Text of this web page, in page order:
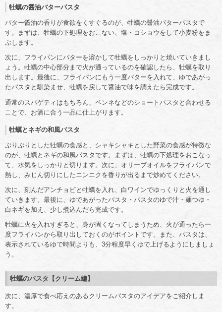
牡蠣の醤油バターパスタ
バター醤油の香りが食欲をくすぐるのが、牡蠣の醤油バターパスタで
す。まずは、牡蠣の下処理をおこない、塩・コショウをして小麦粉をま
ぶします。
次に、フライパンにバターを溶かして牡蠣をしっかりと焼いていきまし
ょう。牡蠣の中心部分まで火が通っているのを確認したら、牡蠣を取り
出します。最後に、フライパンにもう一度バターを入れて、ゆであがっ
たパスタと馴染ませ、牡蠣を戻して醤油で味を調えたら完成です。
通常のスパゲティはもちろん、ペンネなどのショートパスタと合わせる
ことで、お酒に合う一品に仕上がります。
牡蠣とネギの和風パスタ
ぷりぷりとした牡蠣の食感と、シャキシャキとした野菜の食感が特徴な
のが、牡蠣とネギの和風パスタです。まずは、牡蠣の下処理をおこなっ
て、水気をしっかりと切ります。次に、オリーブオイルをフライパンで
熱し、みじん切りにしたニンニクを香りが出るまで炒めてください。
次に、刻んだアンチョビと牡蠣を入れ、白ワインでゆっくりと火を通し
ていきます。最後に、ゆであがったパスタ・パスタのゆで汁・麺つゆ・
白ネギを加え、少し煮込んだら完成です。
牡蠣に火を入れすぎると、身が固くなってしまうため、火が通ったら一
度フライパンから取り出しておくのがポイントです。また、パスタは、
表示されているゆで時間よりも、3分程度早くゆで上げるようにしましょ
う。
牡蠣のパスタ【クリーム編】
次に、濃厚で食べ応えのあるクリームパスタのアイデアをご紹介しま
す。